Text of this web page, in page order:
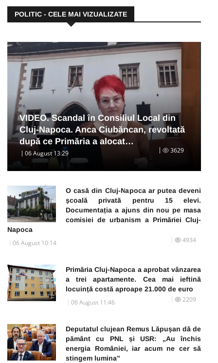
POLITIC - CELE MAI VIZUALIZATE
VIDEO. Scandal în Consiliul Local din
Cluj-Napoca. Anca Ciubăncan, revoltată
după ce Primăria a alocat…
06 August 13:29 3629
O casă din Cluj-Napoca ar putea deveni
școală privată pentru 15 elevi.
Documentația a ajuns din nou pe masa
comisiei de urbanism a Primăriei Cluj-
Napoca
06 August 10:14 4934
Primăria Cluj-Napoca a aprobat vânzarea
a trei apartamente. Cea mai ieftină
locuință costă aproape 21.000 de euro
06 August 11:46 2209
Deputatul clujean Remus Lăpușan dă de
pământ cu PNL și USR: „Au închis
energia României, iar acum ne cer să
stingem lumina”